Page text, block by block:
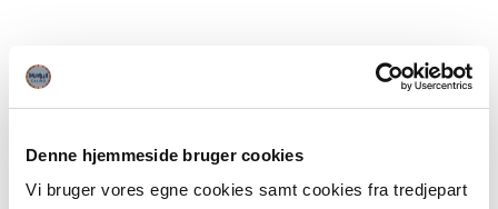
Denne hjemmeside bruger cookies
Vi bruger vores egne cookies samt cookies fra tredjepart